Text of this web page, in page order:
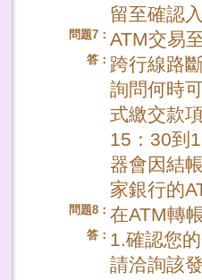
留至確認
問題7： ATM交易
答： 跨行線路
詢問何時
式繳交款
15：30到
器會因結
家銀行的
問題8： 在ATM轉
答： 1.確認您
請洽詢該